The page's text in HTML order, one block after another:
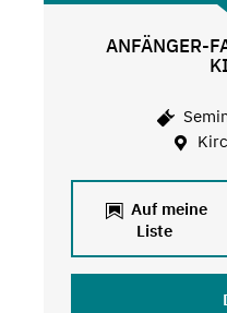
ANFÄNGER-
Auf meine
Liste